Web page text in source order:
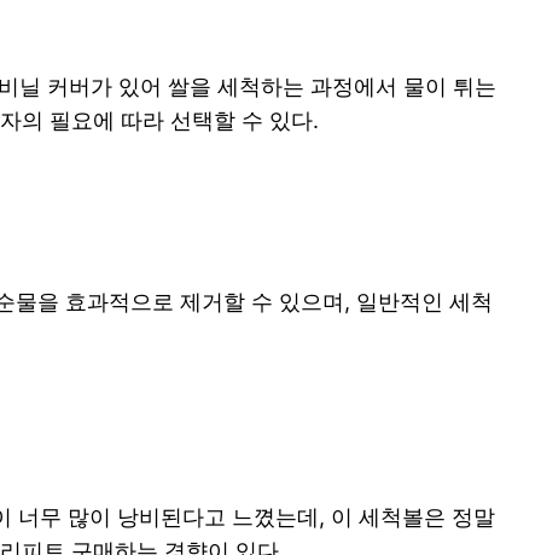
닐 커버가 있어 쌀을 세척하는 과정에서 물이 튀는
의 필요에 따라 선택할 수 있다.
을 효과적으로 제거할 수 있으며, 일반적인 세척
너무 많이 낭비된다고 느꼈는데, 이 세척볼은 정말